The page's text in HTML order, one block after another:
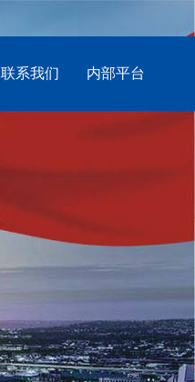
内部平台
联系我们